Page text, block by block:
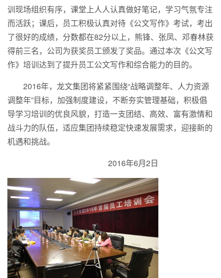
训现场组织有序，课堂上人人认真做好笔记，学习气氛专注
而活跃；课后，员工积极认真对待《公文写作》考试，考出
了很好的成绩，分数都在82分以上，熊锋、张凤、邓春林获
得前三名，公司为获奖员工颁发了奖品。通过本次《公文写
作》培训达到了提升员工公文写作和综合能力的目的。
2016年，龙文集团将紧紧围绕“战略调整年、人力资源
调整年”目标，加强制度建设，不断夯实管理基础，积极倡
导学习培训的优良风貌，打造一支团结、高效、富有激情和
战斗力的队伍，适应集团持续稳定快速发展需求，迎接新的
机遇和挑战。
2016年6月2日